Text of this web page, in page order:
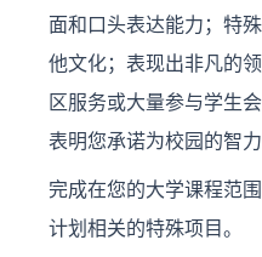
面和口头表达能力；特
他文化；表现出非凡的
区服务或大量参与学生
表明您承诺为校园的智力
完成在您的大学课程范
计划相关的特殊项目。